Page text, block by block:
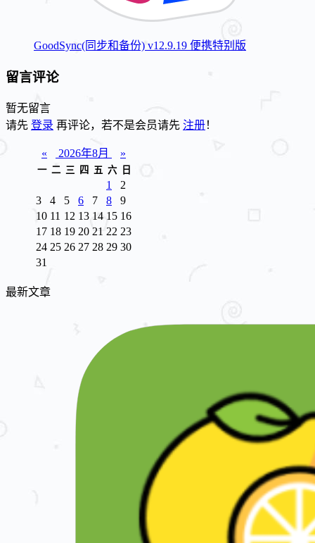
GoodSync(同步和备份) v12.9.19 便携特别版
留言评论
暂无留言
请先 登录 再评论，若不是会员请先 注册！
« 2026年8月 »
一 二 三 四 五 六 日
1
2
3
4 5 6 7 8
9
10 11 12 13 14 15 16
17 18 19 20 21 22 23
24 25 26 27 28 29 30
31
最新文章